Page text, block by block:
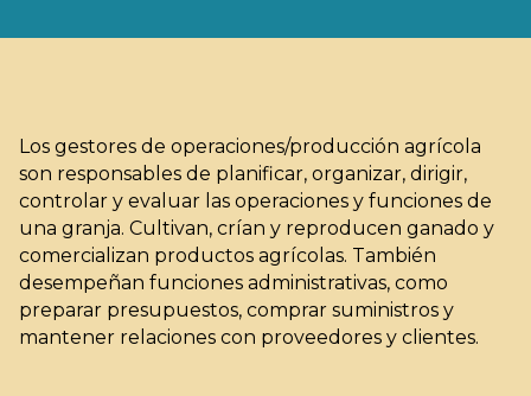
Los gestores de operaciones/producción agrícola
son responsables de planificar, organizar, dirigir,
controlar y evaluar las operaciones y funciones de
una granja. Cultivan, crían y reproducen ganado y
comercializan productos agrícolas. También
desempeñan funciones administrativas, como
preparar presupuestos, comprar suministros y
mantener relaciones con proveedores y clientes.